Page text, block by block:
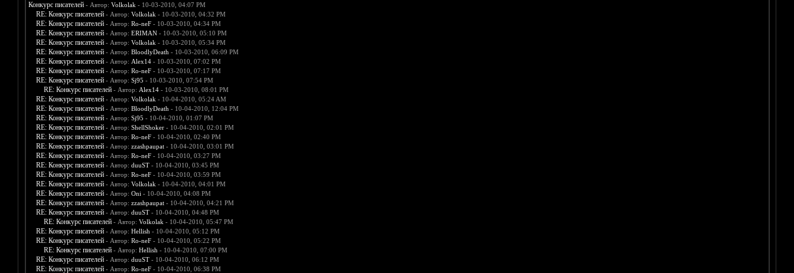
Конкурс писателей - Автор: Volkolak - 10-03-2010, 04:07 PM
RE: Конкурс писателей - Автор: Volkolak - 10-03-2010, 04:32 PM
RE: Конкурс писателей - Автор: Ro-neF- 10-03-2010, 04:34 PM
RE: Конкурс писателей - Автор: ERIMAN- 10-03-2010, 05:10 PM
RE: Конкурс писателей - Автор: Volkolak - 10-03-2010, 05:34 PM
RE: Конкурс писателей - Автор: BloodlyDeath - 10-03-2010, 06:09 PM
RE: Конкурс писателей - Автор: Alex14- 10-03-2010, 07:02 PM
RE: Конкурс писателей - Автор: Ro-neF- 10-03-2010, 07:17 PM
RE: Конкурс писателей - Автор: Sj95 - 10-03-2010, 07:54 PM
RE: Конкурс писателей - Автор: Alex14- 10-03-2010, 08:01 PM
RE: Конкурс писателей - Автор: Volkolak - 10-04-2010, 05:24 AM
RE: Конкурс писателей - Автор: BloodlyDeath - 10-04-2010, 12:04 PM
RE: Конкурс писателей - Автор: Sj95 - 10-04-2010, 01:07 PM
RE: Конкурс писателей - Автор: ShellShoker- 10-04-2010, 02:01 PM
RE: Конкурс писателей - Автор: Ro-neF- 10-04-2010, 02:40 PM
RE: Конкурс писателей - Автор: zzashpaupat- 10-04-2010, 03:01 PM
RE: Конкурс писателей - Автор: Ro-neF- 10-04-2010, 03:27 PM
RE: Конкурс писателей - Автор: duuST- 10-04-2010, 03:45 PM
RE: Конкурс писателей - Автор: Ro-neF- 10-04-2010, 03:59 PM
RE: Конкурс писателей - Автор: Volkolak - 10-04-2010, 04:01 PM
RE: Конкурс писателей - Автор: Oni - 10-04-2010, 04:08 PM
RE: Конкурс писателей - Автор: zzashpaupat- 10-04-2010, 04:21 PM
RE: Конкурс писателей - Автор: duuST- 10-04-2010, 04:48 PM
RE: Конкурс писателей - Автор: Volkolak - 10-04-2010, 05:47 PM
RE: Конкурс писателей - Автор: Hellish - 10-04-2010, 05:12 PM
RE: Конкурс писателей - Автор: Ro-neF- 10-04-2010, 05:22 PM
RE: Конкурс писателей - Автор: Hellish - 10-04-2010, 07:00 PM
RE: Конкурс писателей - Автор: duuST- 10-04-2010, 06:12 PM
RE: Конкурс писателей - Автор: Ro-neF- 10-04-2010, 06:38 PM